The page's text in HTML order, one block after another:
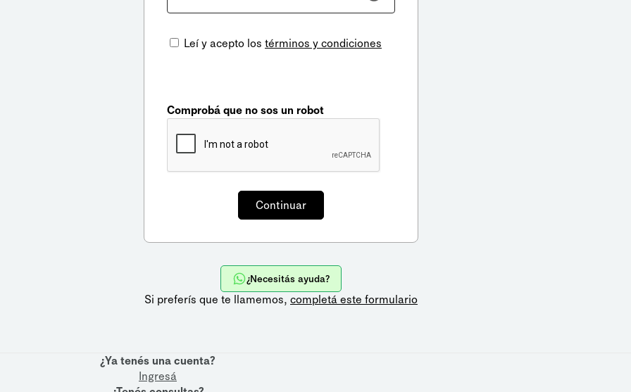
Leí y acepto los términos y condiciones
Comprobá que no sos un robot
¿Necesitás ayuda?
Si preferís que te llamemos, completá este formulario
¿Ya tenés una cuenta?
Ingresá